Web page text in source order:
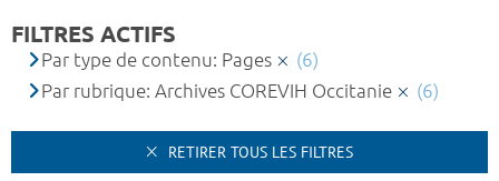
FILTRES ACTIFS
Par type de contenu: Pages
(6)
Par rubrique: Archives COREVIH Occitanie
(6)
RETIRER TOUS LES FILTRES